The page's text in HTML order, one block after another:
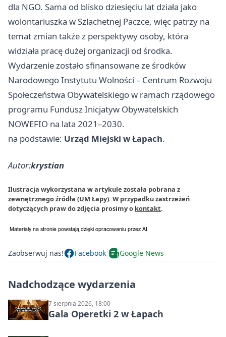
dla NGO. Sama od blisko dziesięciu lat działa jako
wolontariuszka w Szlachetnej Paczce, więc patrzy na
temat zmian także z perspektywy osoby, która
widziała pracę dużej organizacji od środka.
Wydarzenie zostało sfinansowane ze środków
Narodowego Instytutu Wolności – Centrum Rozwoju
Społeczeństwa Obywatelskiego w ramach rządowego
programu Fundusz Inicjatyw Obywatelskich
NOWEFIO na lata 2021–2030.
na podstawie: Urząd Miejski w Łapach.
Autor:krystian
Ilustracja wykorzystana w artykule została pobrana z
zewnętrznego źródła (UM Łapy). W przypadku zastrzeżeń
dotyczących praw do zdjęcia prosimy o kontakt.
Zaobserwuj nas! Facebook Google News
Nadchodzące wydarzenia
7 sierpnia 2026, 18:00
Gala Operetki 2 w Łapach